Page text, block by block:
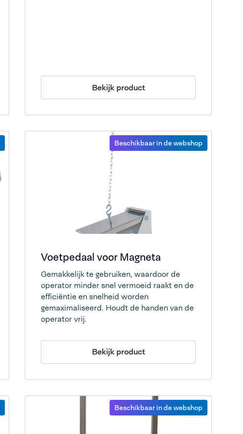
Bekijk product
Beschikbaar in de webshop
Voetpedaal voor Magneta
Gemakkelijk te gebruiken, waardoor de
operator minder snel vermoeid raakt en de
efficiëntie en snelheid worden
gemaximaliseerd. Houdt de handen van de
operator vrij.
Bekijk product
Beschikbaar in de webshop